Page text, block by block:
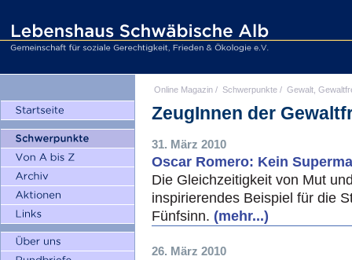
Online Magazin / Schwerpunkte / Gewalt,
ZeugInnen der
31. März 2010
Oscar Romero: Kein
Die Gleichzeitigkeit von Mut
inspirierendes Beispiel für die
Fünfsinn. (mehr...)
26. März 2010